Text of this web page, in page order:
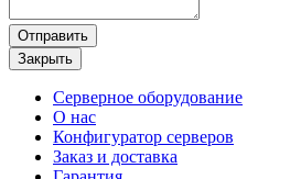
Отправить
Закрыть
Серверное оборудование
О нас
Конфигуратор серверов
Заказ и доставка